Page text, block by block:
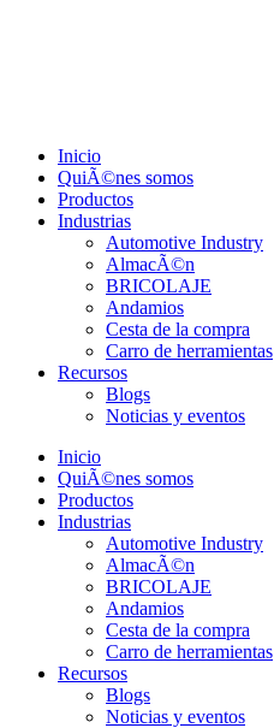
Inicio
QuiÃ©nes somos
Productos
Industrias
Automotive Industry
AlmacÃ©n
BRICOLAJE
Andamios
Cesta de la compra
Carro de herramientas
Recursos
Blogs
Noticias y eventos
Inicio
QuiÃ©nes somos
Productos
Industrias
Automotive Industry
AlmacÃ©n
BRICOLAJE
Andamios
Cesta de la compra
Carro de herramientas
Recursos
Blogs
Noticias y eventos